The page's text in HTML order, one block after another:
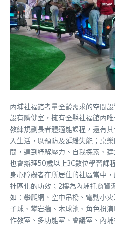
內埔社福館考量全齡需求的空間
設有體健室，擁有全縣社福館內
教練規劃長者體適能課程，還有
入生活，以預防及延緩失能；桌
間，達到紓解壓力、自我探索、
也會辦理50歲以上3C數位學習課
身心障礙者在所居住的社區當中
社區化的功效；2樓為內埔托育資
如：攀爬網、空中吊橋、電動小
子球、攀岩牆、木球池、角色扮
作教室、多功能室、會議室、內